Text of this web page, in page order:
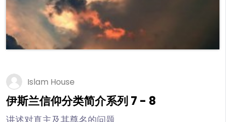
Islam House
伊斯兰信仰分类简介系列 7 - 8